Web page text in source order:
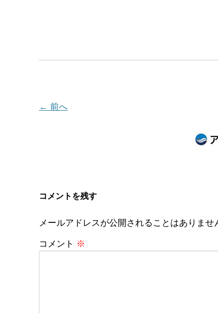
← 前へ
コメントを残す
メールアドレスが公開されることはありませ
コメント ※